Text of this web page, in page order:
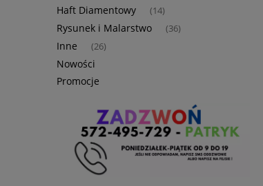
Haft Diamentowy (14)
Rysunek i Malarstwo (36)
Inne (26)
Nowości
Promocje